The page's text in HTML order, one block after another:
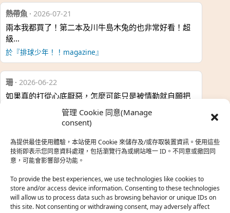
管理 Cookie 同意(Manage
consent)
為提供最佳使用體驗，本站使用 Cookie 來儲存及/或存取裝置資訊。使用這些
技術即表示您同意資料處理，包括瀏覽行為或網站唯一 ID。不同意或撤回同
意，可能會影響部分功能。
To provide the best experiences, we use technologies like cookies to
store and/or access device information. Consenting to these technologies
will allow us to process data such as browsing behavior or unique IDs on
this site. Not consenting or withdrawing consent, may adversely affect
熱帶魚 · 2026-07-21
兩本我都買了！第二本及川牛島木兔的也非常好看！超
級…
於『排球少年！！magazine』
珊· 2026-06-22
如果真的打從心底厭惡，怎麼可能只是被情勒就自願把
熱帶魚·2026-06-22
之前看到網路上有人說灰二自私情勒大家陪他圓夢，但
真…
於『強風吹拂』